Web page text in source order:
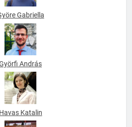
Györe Gabriella
Györfi András
Havas Katalin